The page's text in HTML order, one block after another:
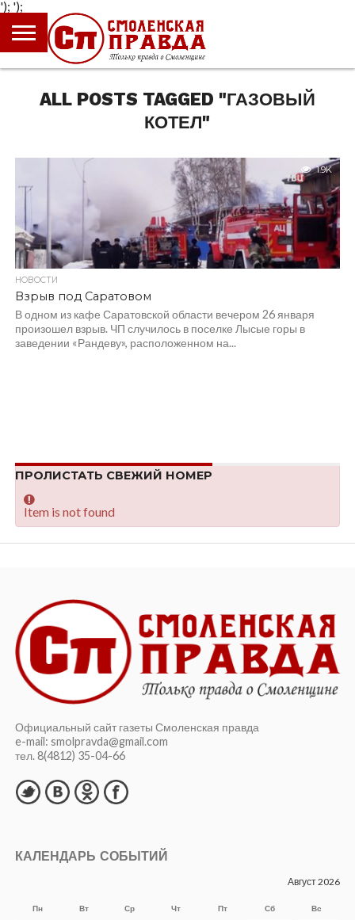
');
ГЛАВНАЯ
НОВОСТИ
ПРОИСШЕСТВИЯ
ПОЛИТИКА
КУЛЬТУРА
ЭКОНОМИКА
ОБЩЕСТВО
БЛОГИ
ALL POSTS TAGGED "ГАЗОВЫЙ
КОТЕЛ"
1.9K
НОВОСТИ
Взрыв под Саратовом
В одном из кафе Саратовской области вечером 26 января
произошел взрыв. ЧП случилось в поселке Лысые горы в
заведении «Рандеву», расположенном на...
ПРОЛИСТАТЬ СВЕЖИЙ НОМЕР
Item is not found
Официальный сайт газеты Смоленская правда
e-mail: smolpravda@gmail.com
тел. 8(4812) 35-04-66
КАЛЕНДАРЬ СОБЫТИЙ
Август 2026
Пн Вт Ср Чт Пт Сб Вс
');